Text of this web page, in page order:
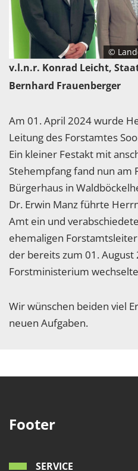
©
v.l.n.r. Konrad Leicht,
Bernhard Frauenberger
Am 01. April 2024 wurde
Leitung des Forstamtes
Ein kleiner Festakt mit
Stehempfang fand nun am
Bürgerhaus in
Dr. Erwin Manz führte
Amt ein und
ehemaligen
der bereits zum 01. August
Forstministerium
Wir wünschen beiden viel
neuen Aufgaben.
Footer
SERVICE